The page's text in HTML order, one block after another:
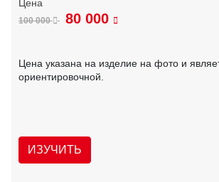
100 000 80 000
Цена указана на изделие на фото и
ориентировочной.
ИЗУЧИТЬ